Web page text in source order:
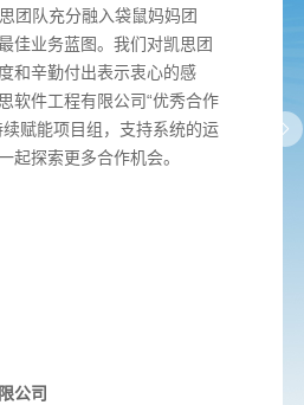
团队充分融入袋鼠妈妈团
佳业务蓝图。我们对凯思团
和辛勤付出表示衷心的感
软件工程有限公司“优秀合作
赋能项目组，支持系统的运
起探索更多合作机会。
公司